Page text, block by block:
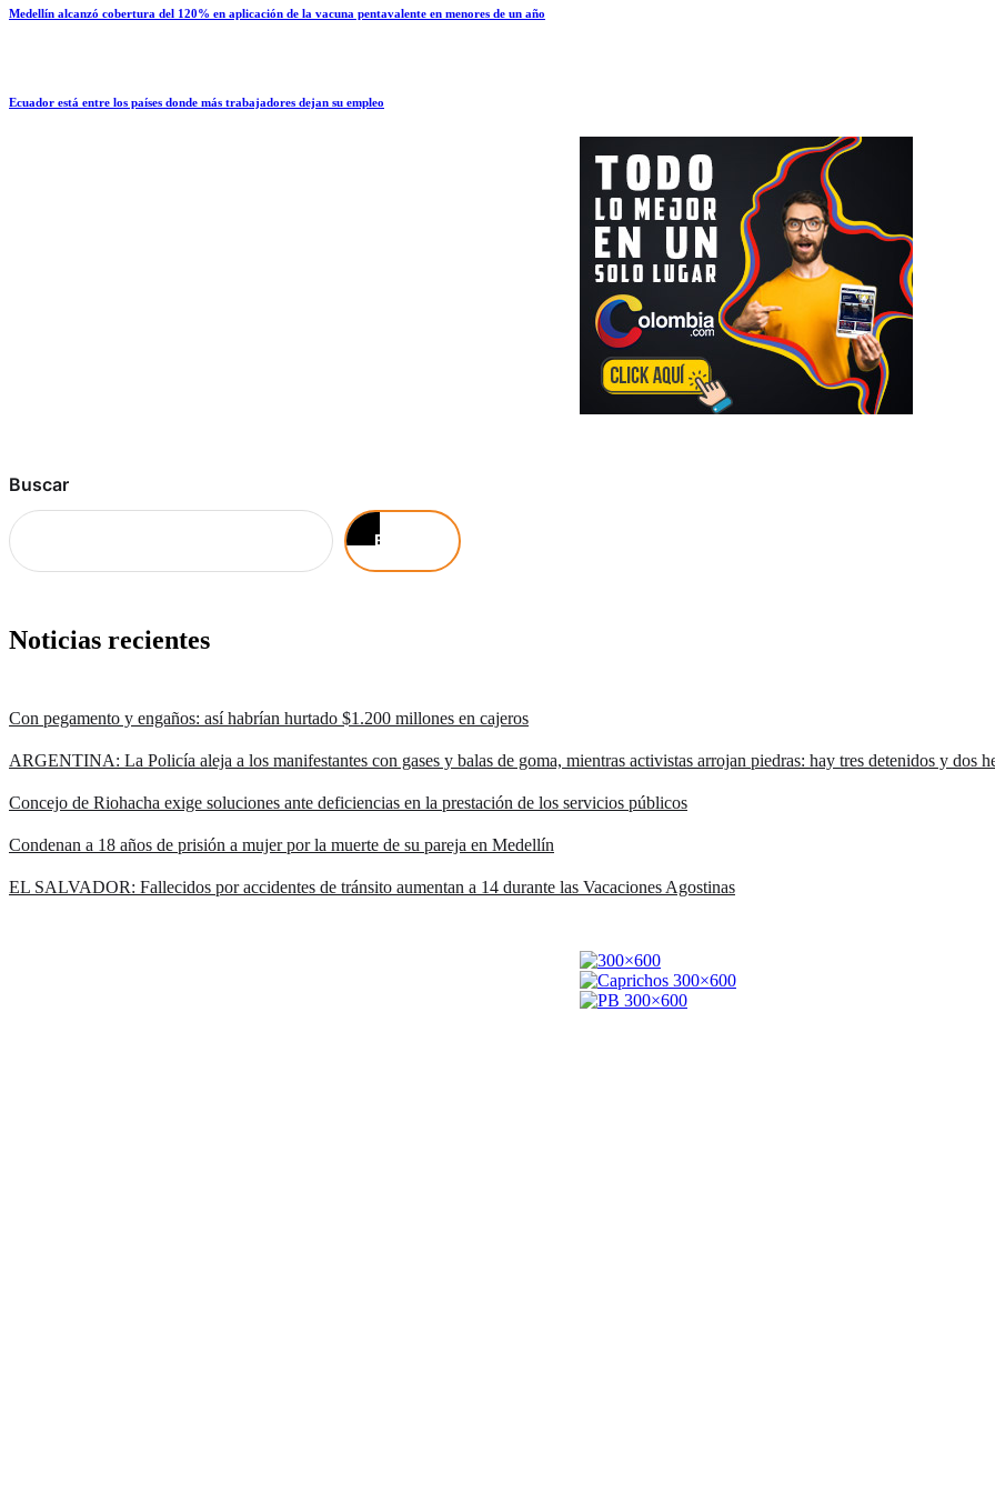
Medellín alcanzó cobertura del 120% en aplicación de la vacuna pentavalente en menores de un año
Ecuador está entre los países donde más trabajadores dejan su empleo
Buscar
Buscar
Noticias recientes
Con pegamento y engaños: así habrían hurtado $1.200 millones en cajeros
ARGENTINA: La Policía aleja a los manifestantes con gases y balas de goma, mientras activistas arrojan piedras: hay tres detenidos y dos
Concejo de Riohacha exige soluciones ante deficiencias en la prestación de los servicios públicos
Condenan a 18 años de prisión a mujer por la muerte de su pareja en Medellín
EL SALVADOR: Fallecidos por accidentes de tránsito aumentan a 14 durante las Vacaciones Agostinas